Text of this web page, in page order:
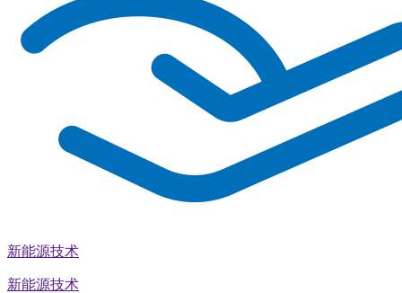
新能源技术
新能源技术